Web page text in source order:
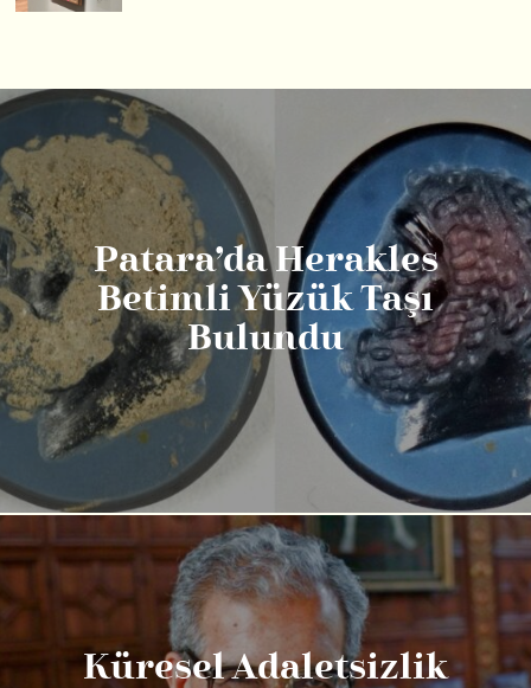
Patara’da Herakles
Betimli Yüzük Taşı
Bulundu
Küresel Adaletsizlik